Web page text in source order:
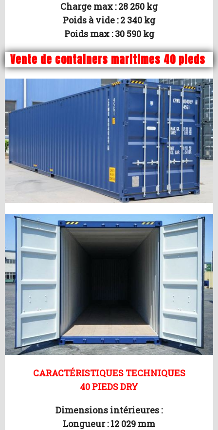
Charge max : 28 250 kg
Poids à vide : 2 340 kg
Poids max : 30 590 kg
Vente de containers maritimes 40 pieds
CARACTÉRISTIQUES TECHNIQUES
40 PIEDS DRY
Dimensions intérieures :
Longueur : 12 029 mm